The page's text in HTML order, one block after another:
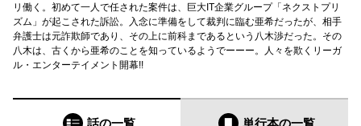
リ働く。初めて一人で任された案件は、巨大IT企業グループ「ネクストプリ
ズム」が起こされた訴訟。入念に準備をして裁判に臨む亜希だったが、相手
弁護士は元詐欺師であり、その上に前科まであるという八木渉だった。その
八木は、古くから亜希のことを知っているようでーーー。人々を欺くリーガ
ル・エンターテイメント開幕!!
話の一覧 単行本の一覧